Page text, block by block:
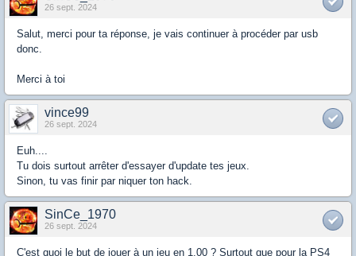
26 sept. 2024
Salut, merci pour ta réponse, je vais continuer à procéder par usb
donc.
Merci à toi
vince99
26 sept. 2024
Euh....
Tu dois surtout arrêter d'essayer d'update tes jeux.
Sinon, tu vas finir par niquer ton hack.
SinCe_1970
26 sept. 2024
C'est quoi le but de jouer à un jeu en 1.00 ? Surtout que pour la PS4